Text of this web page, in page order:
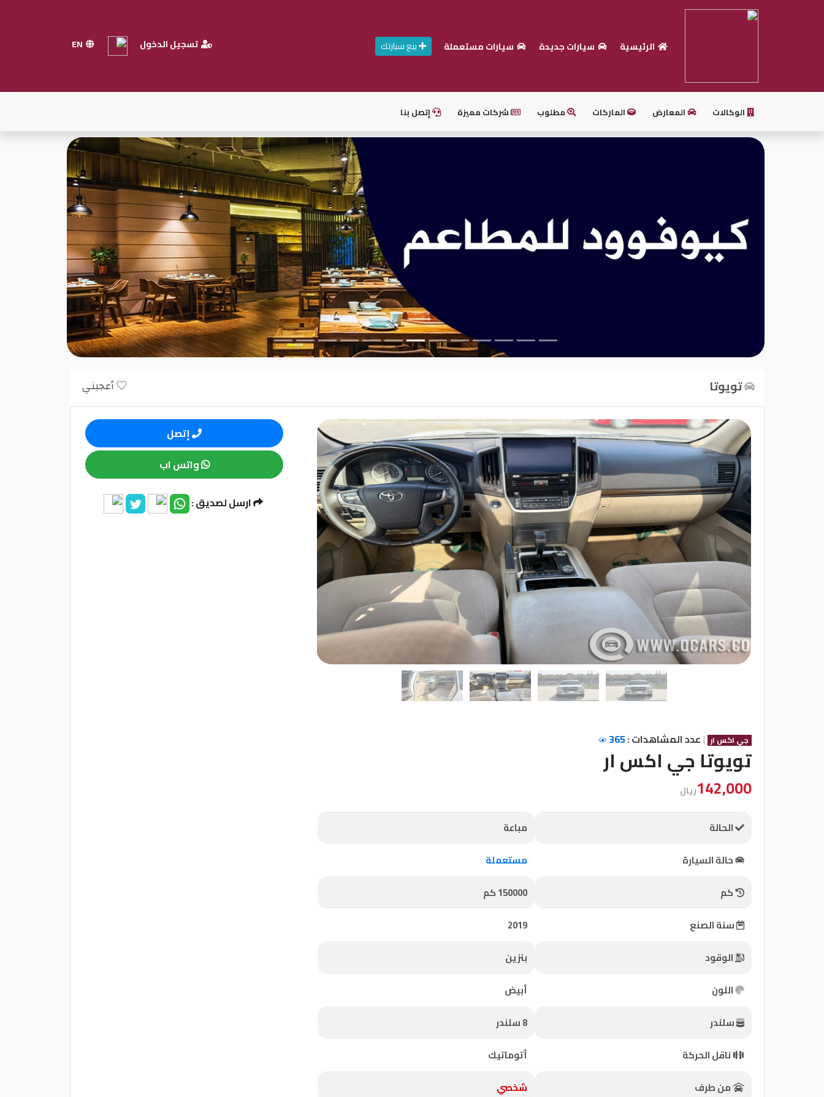
بيع
الرئيسية سيارات جديدة سيارات مستعملة بيع سيارتك تسجيل الدخول
الوكالات المعارض الماركات مطلوب شركات مميزة إتصل بنا
تويوتا أعجبني
جي اكس ار | عدد المشاهدات :365
تويوتا جي اكس ار
142,000ريال
الحالة
مباعة
حالة السيارة
مستعملة
كم
150000 كم
سنة الصنع
2019
الوقود
بنزين
اللون
أبيض
سلندر
8 سلندر
ناقل الحركة
أتوماتيك
من طرف
شخصي
إتصل
واتس اب
ارسل لصديق :